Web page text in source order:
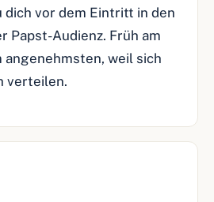
dich vor dem Eintritt in den
Papst-Audienz. Früh am
angenehmsten, weil sich
verteilen.